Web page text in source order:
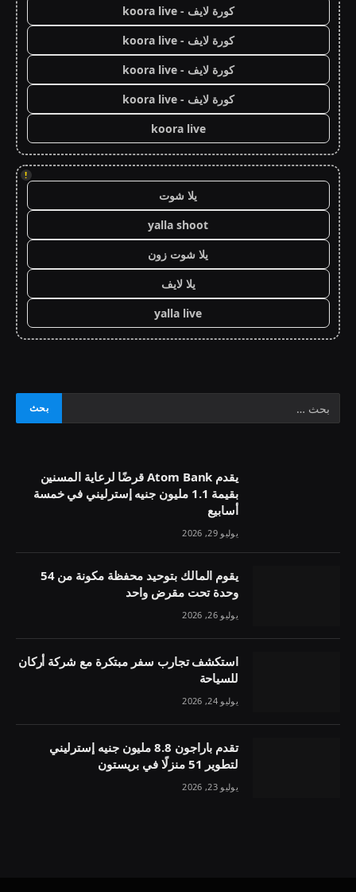
كورة لايف - koora live
كورة لايف - koora live
كورة لايف - koora live
كورة لايف - koora live
koora live
!
يلا شوت
yalla shoot
يلا شوت زون
يلا لايف
yalla live
يقدم Atom Bank قرضًا لرعاية المسنين
بقيمة 1.1 مليون جنيه إسترليني في خمسة
أسابيع
يوليو 29, 2026
يقوم المالك بتوحيد محفظة مكونة من 54
وحدة تحت مقرض واحد
يوليو 26, 2026
استكشف تجارب سفر مبتكرة مع شركة أركان
للسياحة
يوليو 24, 2026
تقدم باراجون 8.8 مليون جنيه إسترليني
لتطوير 51 منزلًا في بريستون
يوليو 23, 2026